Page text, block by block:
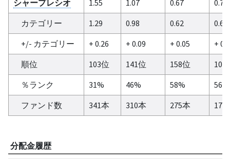
シャープレシオ 1.55 1.07 0.67
0.74
カテゴリー
1.29 0.98 0.62
0.68
+/- カテゴリー
+ 0.26 + 0.09 + 0.05
+
順位
103位 141位 158位
100
％ランク
31% 46% 58%
56%
ファンド数
341本 310本 275本 179
分配金履歴